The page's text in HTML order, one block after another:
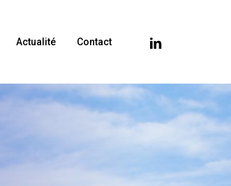
Actualité Contact linkedin